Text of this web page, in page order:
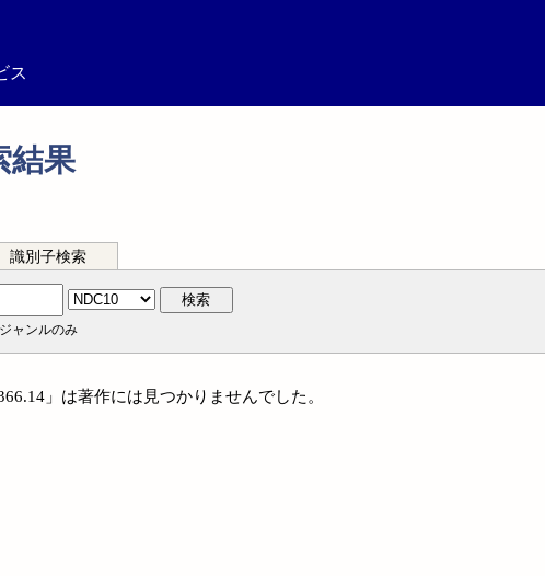
ス
結果
識別子検索
検索
ジャンルのみ
」は著作には見つかりませんでした。